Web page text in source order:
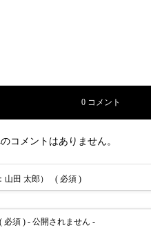
0 コメント
コメントはありません。
山田 太郎） ( 必須 )
( 必須 ) - 公開されません -